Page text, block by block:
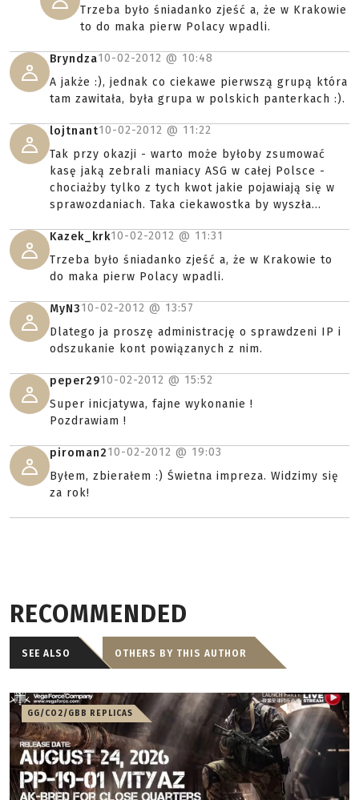
Trzeba było śniadanko zjeść a, że w Krakowie
to do maka pierw Polacy wpadli.
Bryndza10-02-2012 @ 10:48
A jakże :), jednak co ciekawe pierwszą grupą która
tam zawitała, była grupa w polskich panterkach :).
lojtnant10-02-2012 @ 11:22
Tak przy okazji - warto może byłoby zsumować
kasę jaką zebrali maniacy ASG w całej Polsce -
chociażby tylko z tych kwot jakie pojawiają się w
sprawozdaniach. Taka ciekawostka by wyszła...
Kazek_krk10-02-2012 @ 11:31
Trzeba było śniadanko zjeść a, że w Krakowie to
do maka pierw Polacy wpadli.
MyN310-02-2012 @ 13:57
Dlatego ja proszę administrację o sprawdzeni IP i
odszukanie kont powiązanych z nim.
peper2910-02-2012 @ 15:52
Super inicjatywa, fajne wykonanie !
Pozdrawiam !
piroman210-02-2012 @ 19:03
Byłem, zbierałem :) Świetna impreza. Widzimy się
za rok!
RECOMMENDED
SEE ALSO OTHERS BY THIS AUTHOR
GG/CO2/GBB REPLICAS